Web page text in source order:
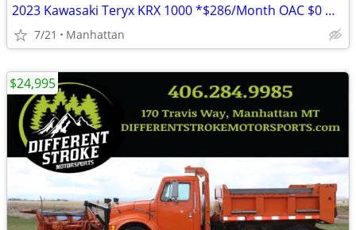
2023 Kawasaki Teryx KRX 1000 *$286/Month OAC $0 Down*
7/21 Manhattan
$24,995